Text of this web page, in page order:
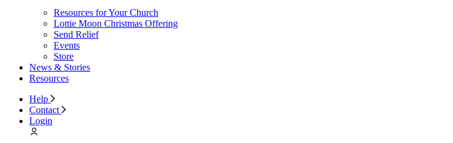
Resources for Your Church
Lottie Moon Christmas Offering
Send Relief
Events
Store
News & Stories
Resources
Help
Contact
Login